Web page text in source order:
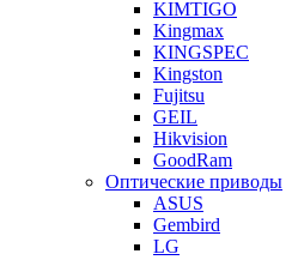
KIMTIGO
Kingmax
KINGSPEC
Kingston
Fujitsu
GEIL
Hikvision
GoodRam
Оптические приводы
ASUS
Gembird
LG